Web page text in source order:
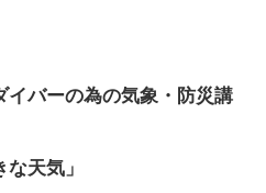
イバーの為の気象・防災講
な天気」